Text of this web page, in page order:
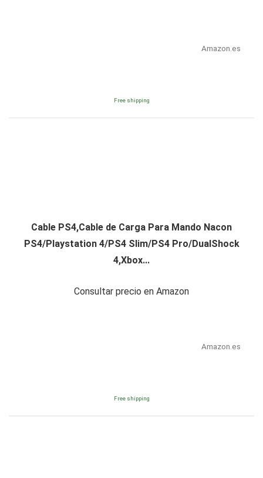
Amazon.es
Free shipping
Cable PS4,Cable de Carga Para Mando Nacon
PS4/Playstation 4/PS4 Slim/PS4 Pro/DualShock
4,Xbox...
Consultar precio en Amazon
Amazon.es
Free shipping